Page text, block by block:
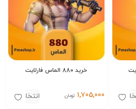
خرید 880 الماس فارلایت
1,705,000 تومان
انتخاب